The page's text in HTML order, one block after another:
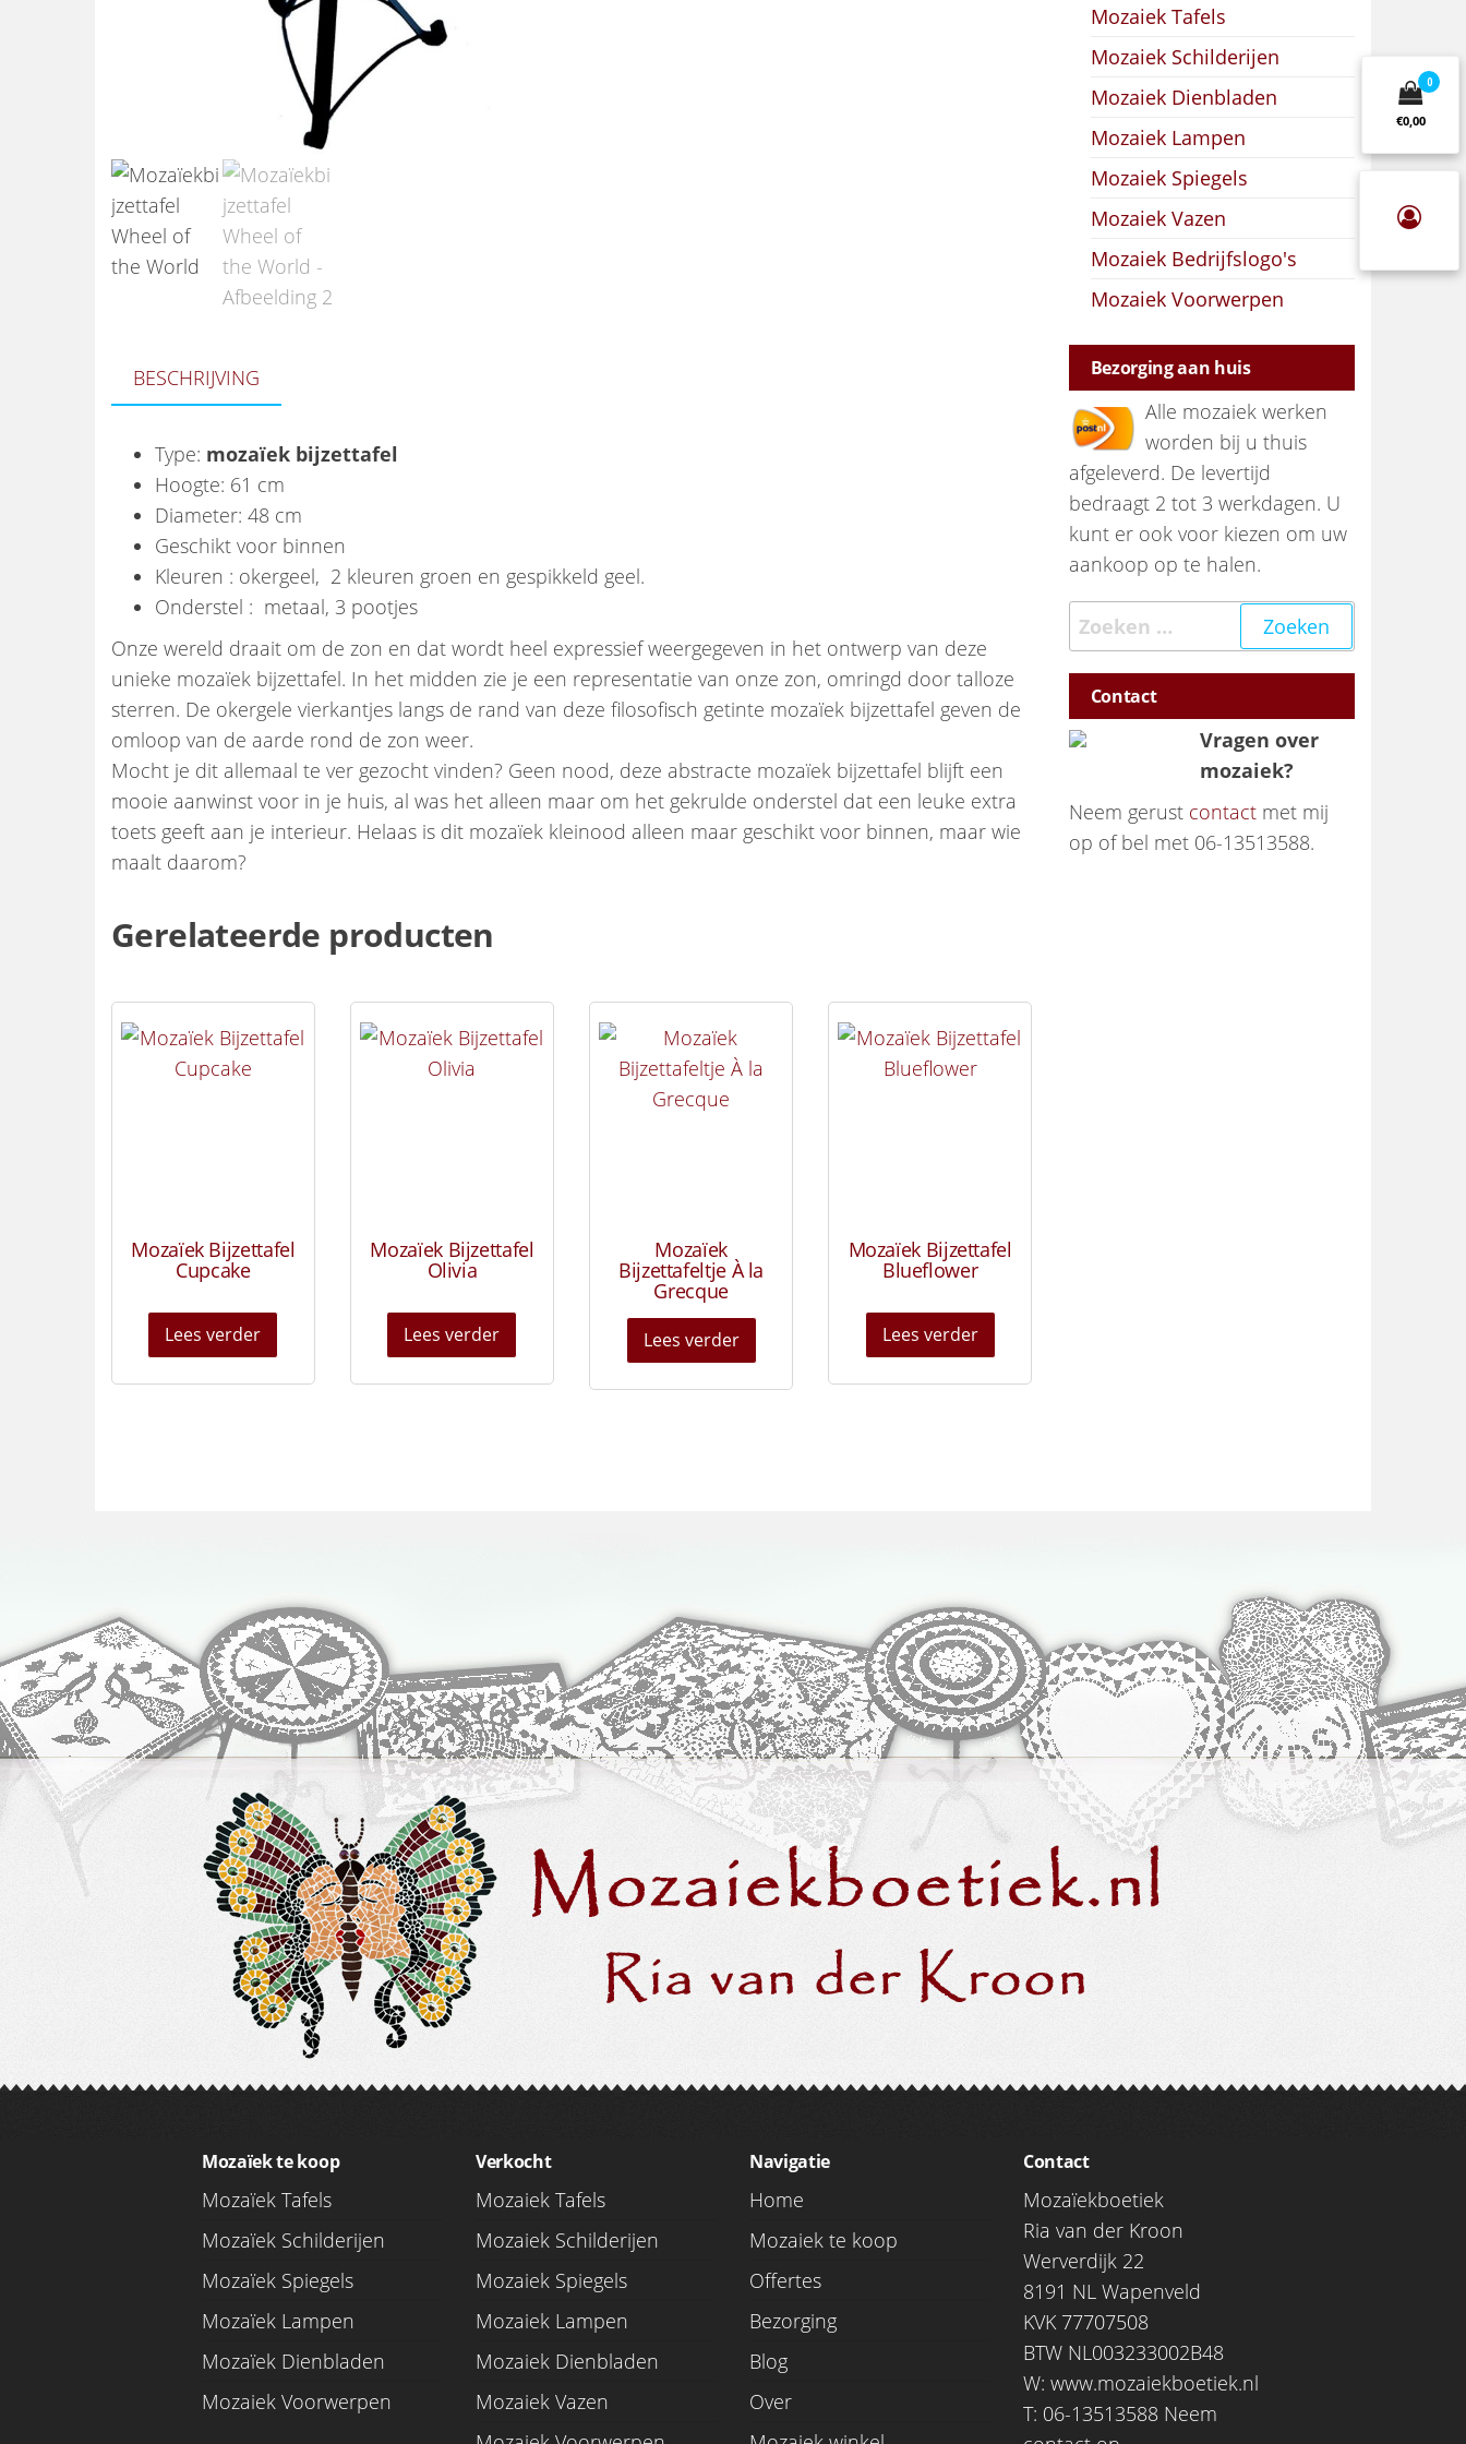
BESCHRIJVING
Type: mozaïek bijzettafel
Hoogte: 61 cm
Diameter: 48 cm
Geschikt voor binnen
Kleuren : okergeel, 2 kleuren groen en gespikkeld geel.
Onderstel : metaal, 3 pootjes
Onze wereld draait om de zon en dat wordt heel expressief weergegeven in het ontwerp van deze
unieke mozaïek bijzettafel. In het midden zie je een representatie van onze zon, omringd door talloze
sterren. De okergele vierkantjes langs de rand van deze filosofisch getinte mozaïek bijzettafel geven de
omloop van de aarde rond de zon weer.
Mocht je dit allemaal te ver gezocht vinden? Geen nood, deze abstracte mozaïek bijzettafel blijft een
mooie aanwinst voor in je huis, al was het alleen maar om het gekrulde onderstel dat een leuke extra
toets geeft aan je interieur. Helaas is dit mozaïek kleinood alleen maar geschikt voor binnen, maar wie
maalt daarom?
Gerelateerde producten
Mozaïek Bijzettafel
Cupcake
Lees verder
Mozaïek Bijzettafel
Olivia
Lees verder
Mozaïek
Bijzettafeltje À la
Grecque
Lees verder
Mozaïek Bijzettafel
Blueflower
Lees verder
Mozaiek Tafels
Mozaiek Schilderijen
Mozaiek Dienbladen
Mozaiek Lampen
Mozaiek Spiegels
Mozaiek Vazen
Mozaiek Bedrijfslogo's
Mozaiek Voorwerpen
Bezorging aan huis
Alle mozaiek werken
worden bij u thuis
afgeleverd. De levertijd
bedraagt 2 tot 3 werkdagen. U
kunt er ook voor kiezen om uw
aankoop op te halen.
Zoeken naar:
Contact
Vragen over
mozaiek?
Neem gerust contactmet mij
op of bel met 06-13513588.
Mozaïek te koop
Mozaïek Tafels
Mozaïek Schilderijen
Mozaïek Spiegels
Mozaïek Lampen
Mozaïek Dienbladen
Mozaiek Voorwerpen
Verkocht
Mozaiek Tafels
Mozaiek Schilderijen
Mozaiek Spiegels
Mozaiek Lampen
Mozaiek Dienbladen
Mozaiek Vazen
Navigatie
Home
Mozaiek te koop
Offertes
Bezorging
Blog
Over
Contact
Mozaïekboetiek
Ria van der Kroon
Werverdijk 22
8191 NL Wapenveld
KVK 77707508
BTW NL003233002B48
W: www.mozaiekboetiek.nl
T: 06-13513588 Neem
0
€0,00